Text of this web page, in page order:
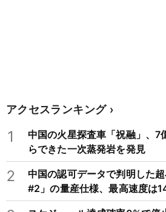
アクセスランキング
1
中国の火星探査車「祝融」、
らできた一次蒸発岩を発見
2
中国の認可データで判明した
#2」の量産仕様、最高速度は